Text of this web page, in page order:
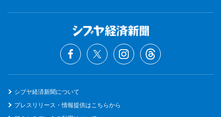
シブヤ経済新聞について
プレスリリース・情報提供はこちらから